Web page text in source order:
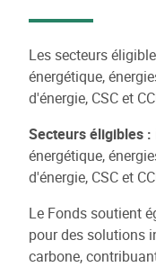
Les secteurs
énergétique,
d'énergie, CSC et
Secteurs éligibles :
énergétique,
d'énergie, CSC et
Le Fonds soutient
pour des solutions
carbone,